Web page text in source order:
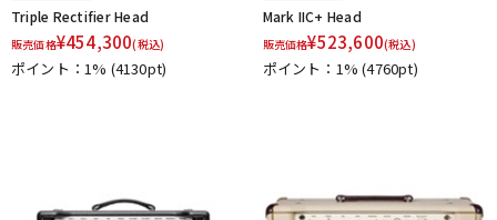
Triple Rectifier Head
販売価格¥454,300(税込)
ポイント：1% (4130pt)
Mark IIC+ Head
販売価格¥523,600(税込)
ポイント：1%(4760pt)